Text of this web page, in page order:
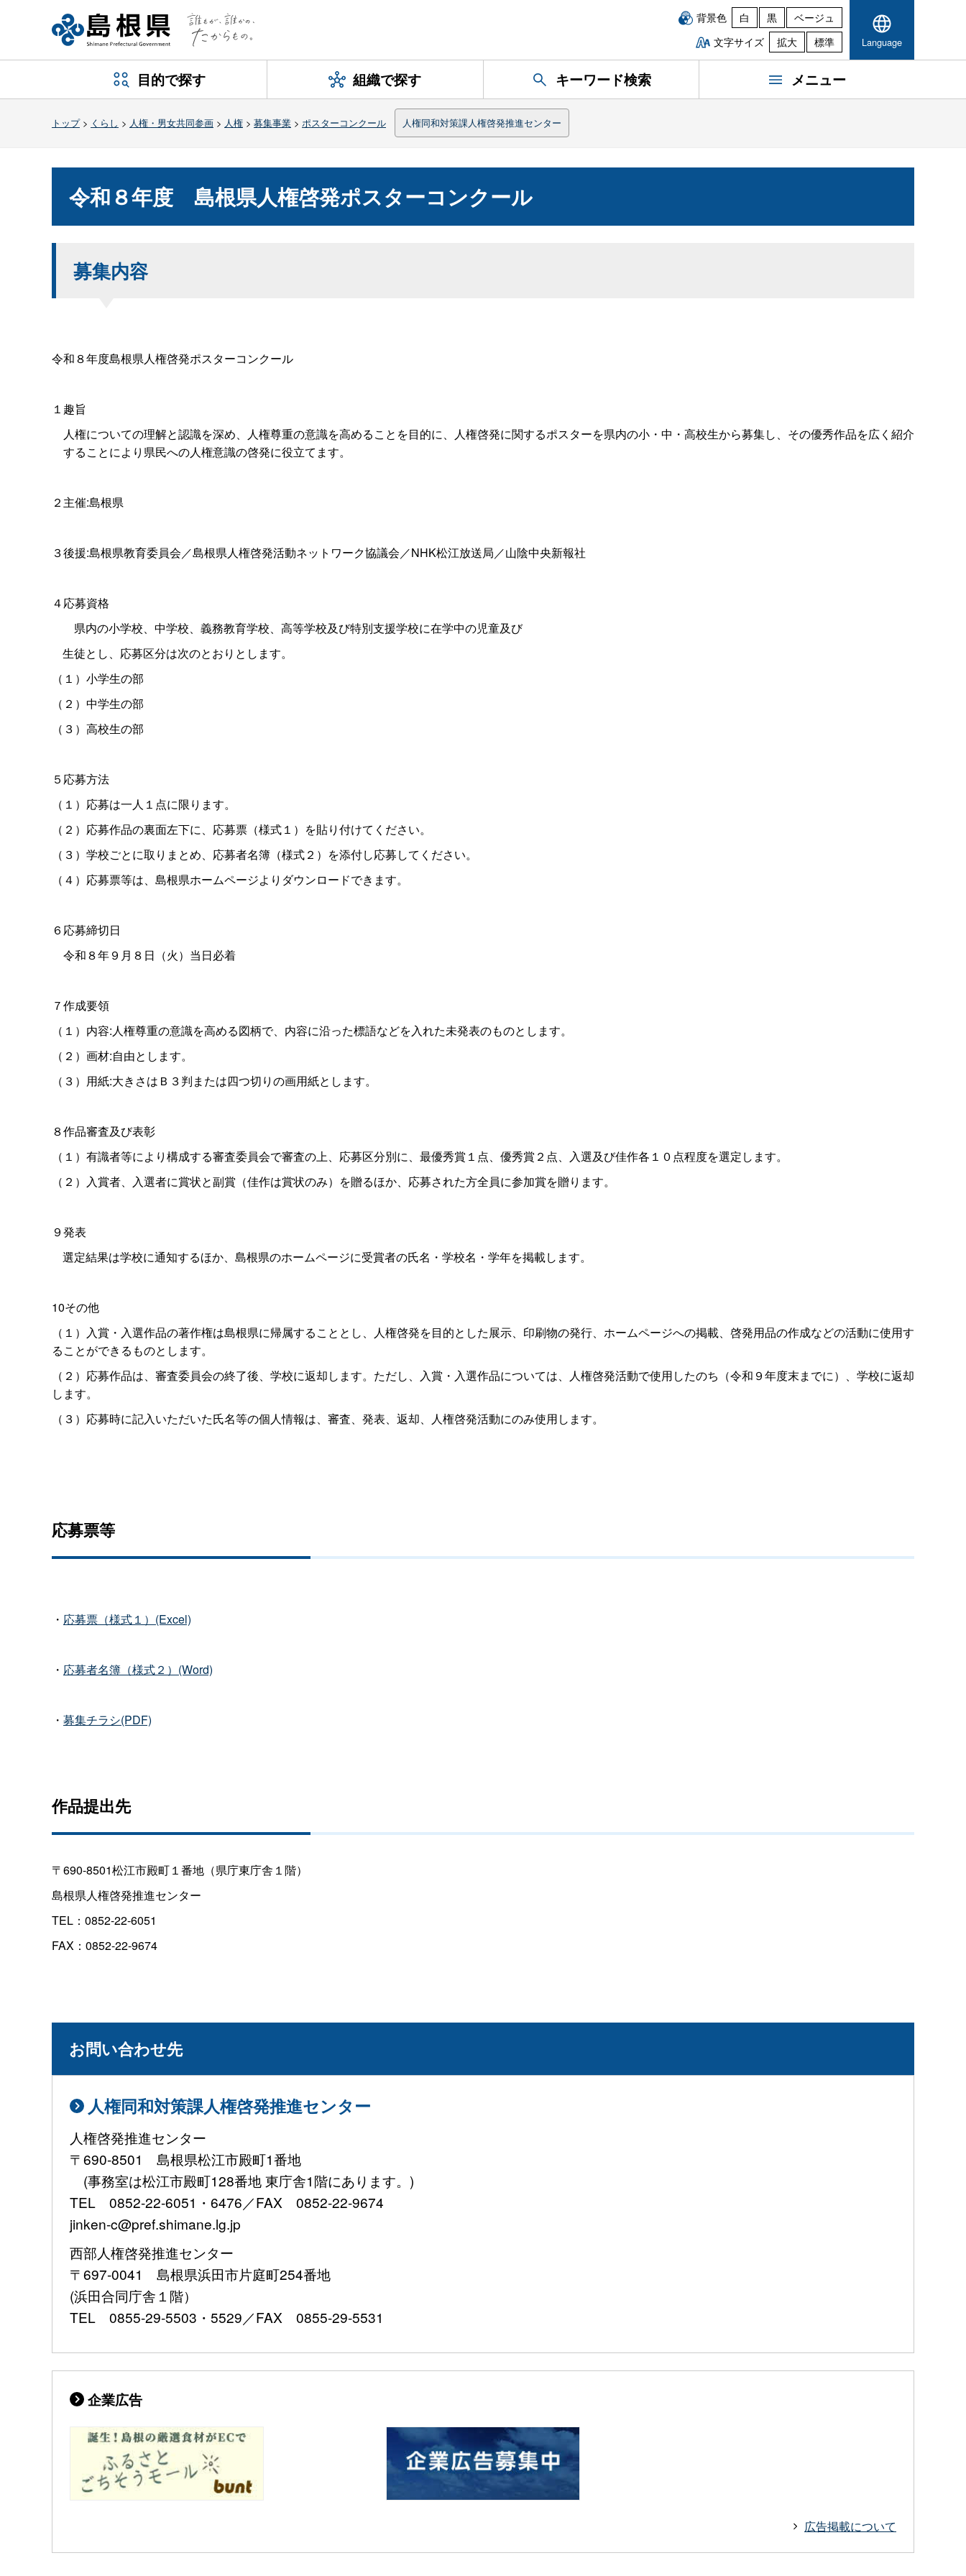
背景色 白 黒
ベージュ
文字サイズ
拡大 標準 Language
目的で探す 組織で探す キーワード検索 メニュー
トップ> くらし > 人権・男女共同参画 > 人権 > 募集事業 > ポスターコンクール 人権同和対策課人権啓発推進センター
令和８年度 島根県人権啓発ポスターコンクール
募集内容
令和８年度島根県人権啓発ポスターコンクール
１趣旨
人権についての理解と認識を深め、人権尊重の意識を高めることを目的に、人権啓発に関するポスターを県内の小・中・高校生から募集し、その優秀作品を広く紹介
することにより県民への人権意識の啓発に役立てます。
２主催:島根県
３後援:島根県教育委員会／島根県人権啓発活動ネットワーク協議会／NHK松江放送局／山陰中央新報社
４応募資格
県内の小学校、中学校、義務教育学校、高等学校及び特別支援学校に在学中の児童及び
生徒とし、応募区分は次のとおりとします。
（１）小学生の部
（２）中学生の部
（３）高校生の部
５応募方法
（１）応募は一人１点に限ります。
（２）応募作品の裏面左下に、応募票（様式１）を貼り付けてください。
（３）学校ごとに取りまとめ、応募者名簿（様式２）を添付し応募してください。
（４）応募票等は、島根県ホームページよりダウンロードできます。
６応募締切日
令和８年９月８日（火）当日必着
７作成要領
（１）内容:人権尊重の意識を高める図柄で、内容に沿った標語などを入れた未発表のものとします。
（２）画材:自由とします。
（３）用紙:大きさはＢ３判または四つ切りの画用紙とします。
８作品審査及び表彰
（１）有識者等により構成する審査委員会で審査の上、応募区分別に、最優秀賞１点、優秀賞２点、入選及び佳作各１０点程度を選定します。
（２）入賞者、入選者に賞状と副賞（佳作は賞状のみ）を贈るほか、応募された方全員に参加賞を贈ります。
９発表
選定結果は学校に通知するほか、島根県のホームページに受賞者の氏名・学校名・学年を掲載します。
10その他
（１）入賞・入選作品の著作権は島根県に帰属することとし、人権啓発を目的とした展示、印刷物の発行、ホームページへの掲載、啓発用品の作成などの活動に使用す
ることができるものとします。
（２）応募作品は、審査委員会の終了後、学校に返却します。ただし、入賞・入選作品については、人権啓発活動で使用したのち（令和９年度末までに）、学校に返却
します。
（３）応募時に記入いただいた氏名等の個人情報は、審査、発表、返却、人権啓発活動にのみ使用します。
応募票等
・ 応募票（様式１）(Excel)
・ 応募者名簿（様式２）(Word)
・ 募集チラシ(PDF)
作品提出先
〒690-8501松江市殿町１番地（県庁東庁舎１階）
島根県人権啓発推進センター
TEL：0852-22-6051
FAX：0852-22-9674
お問い合わせ先
人権同和対策課人権啓発推進センター
人権啓発推進センター
〒690-8501 島根県松江市殿町1番地
(事務室は松江市殿町128番地 東庁舎1階にあります。)
TEL 0852-22-6051・6476／FAX 0852-22-9674
jinken-c@pref.shimane.lg.jp
西部人権啓発推進センター
〒697-0041 島根県浜田市片庭町254番地
(浜田合同庁舎１階）
TEL 0855-29-5503・5529／FAX 0855-29-5531
企業広告
広告掲載について